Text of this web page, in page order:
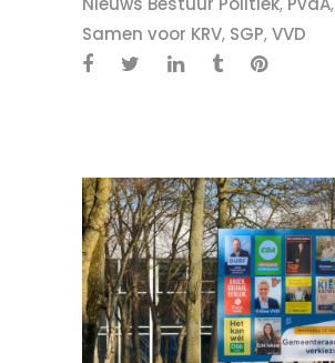
Samen voor KRV, SGP,VVD